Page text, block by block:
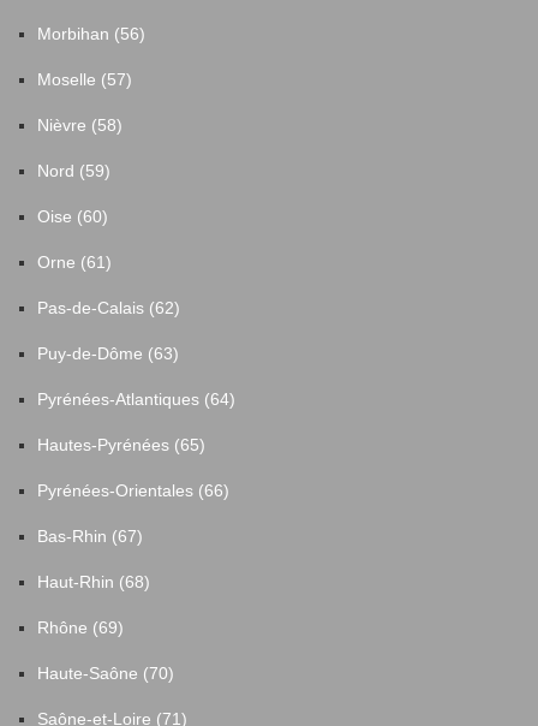
Morbihan (56)
Moselle (57)
Nièvre (58)
Nord (59)
Oise (60)
Orne (61)
Pas-de-Calais (62)
Puy-de-Dôme (63)
Pyrénées-Atlantiques (64)
Hautes-Pyrénées (65)
Pyrénées-Orientales (66)
Bas-Rhin (67)
Haut-Rhin (68)
Rhône (69)
Haute-Saône (70)
Saône-et-Loire (71)